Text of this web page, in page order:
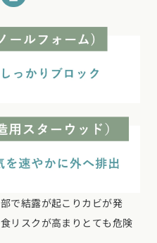
で結露が起こりカビが発
リスクが高まりとても危険